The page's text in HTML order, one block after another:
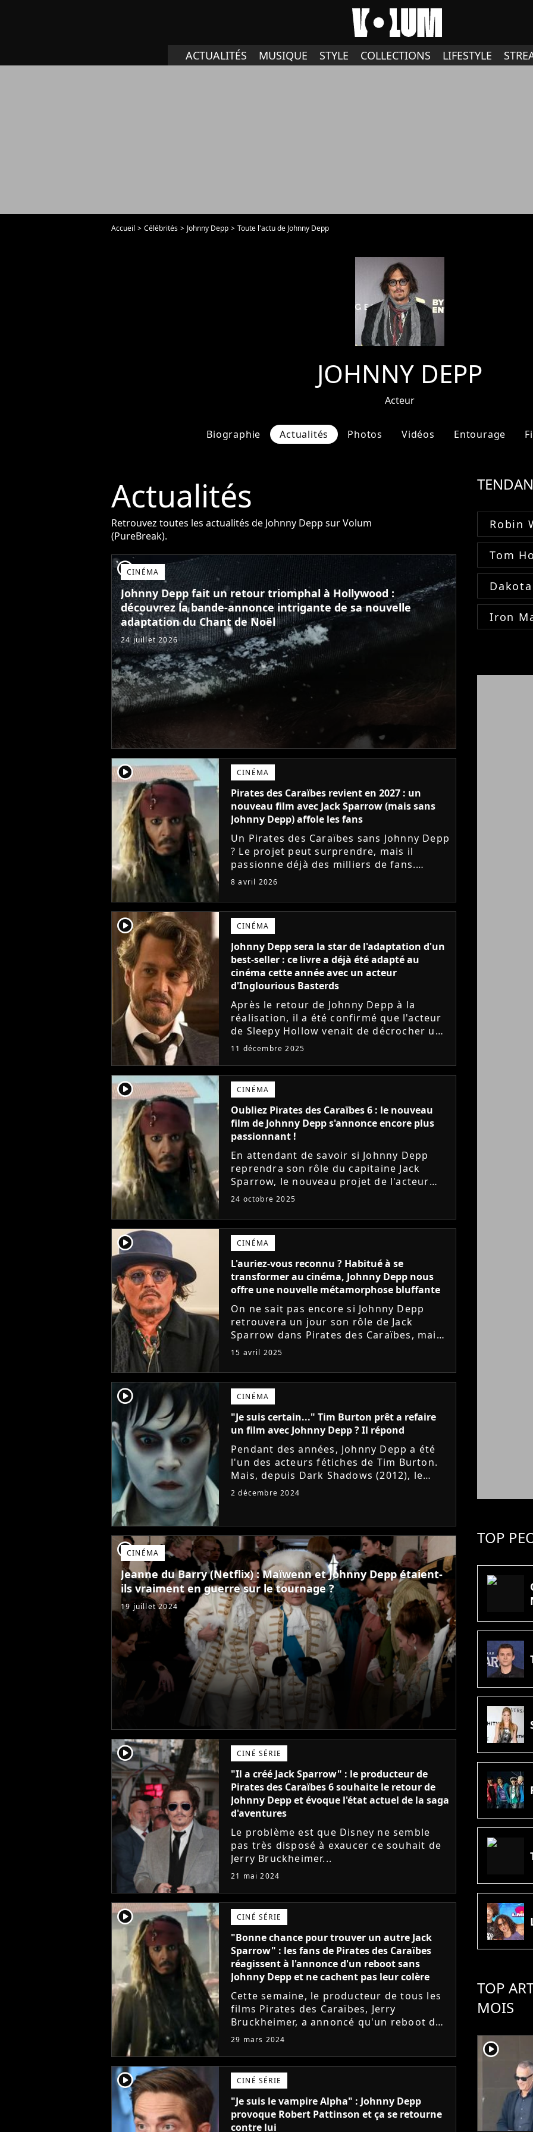
ACTUALITÉS MUSIQUE STYLE COLLECTIONS LIFESTYLE
Accueil Célébrités Johnny Depp Toute l'actu de Johnny Depp
JOHNNY DEPP
Acteur
Biographie Actualités Photos Vidéos Entourage
Actualités
Retrouvez toutes les actualités de Johnny Depp sur Volum
(PureBreak).
player2CINÉMA
Johnny Depp fait un retour triomphal à Hollywood :
découvrez la bande-annonce intrigante de sa nouvelle
adaptation du Chant de Noël
24 juillet 2026
player2 CINÉMA
Pirates des Caraïbes revient en 2027 : un
nouveau film avec Jack Sparrow (mais sans
Johnny Depp) affole les fans
Un Pirates des Caraïbes sans Johnny Depp
? Le projet peut surprendre, mais il
passionne déjà des milliers de fans.
Bande-annonce impressionnante,
8 avril 2026
player2 CINÉMA
Johnny Depp sera la star de l'adaptation d'un
best-seller : ce livre a déjà été adapté au
cinéma cette année avec un acteur
d'Inglourious Basterds
Après le retour de Johnny Depp à la
réalisation, il a été confirmé que l'acteur
de Sleepy Hollow venait de décrocher un
nouveau rôle principal. Il sera la star de
11 décembre 2025
player2 CINÉMA
Oubliez Pirates des Caraïbes 6 : le nouveau
film de Johnny Depp s'annonce encore plus
passionnant !
En attendant de savoir si Johnny Depp
reprendra son rôle du capitaine Jack
Sparrow, le nouveau projet de l'acteur
adoré s'apprête toutefois à nous offrir un
24 octobre 2025
player2 CINÉMA
L'auriez-vous reconnu ? Habitué à se
transformer au cinéma, Johnny Depp nous
offre une nouvelle métamorphose bluffante
On ne sait pas encore si Johnny Depp
retrouvera un jour son rôle de Jack
Sparrow dans Pirates des Caraïbes, mais
l'acteur est de retour à Hollywood. Il vient
15 avril 2025
player2 CINÉMA
"Je suis certain..." Tim Burton prêt a refaire
un film avec Johnny Depp ? Il répond
Pendant des années, Johnny Depp a été
l'un des acteurs fétiches de Tim Burton.
Mais, depuis Dark Shadows (2012), le
réalisateur n'a pas refait tourner l'acteur.
2 décembre 2024
player2CINÉMA
Jeanne du Barry (Netflix) : Maïwenn et Johnny Depp étaient-
ils vraiment en guerre sur le tournage ?
19 juillet 2024
player2 CINÉ SÉRIE
"Il a créé Jack Sparrow" : le producteur de
Pirates des Caraïbes 6 souhaite le retour de
Johnny Depp et évoque l'état actuel de la saga
d'aventures
Le problème est que Disney ne semble
pas très disposé à exaucer ce souhait de
Jerry Bruckheimer...
21 mai 2024
player2 CINÉ SÉRIE
"Bonne chance pour trouver un autre Jack
Sparrow" : les fans de Pirates des Caraïbes
réagissent à l'annonce d'un reboot sans
Johnny Depp et ne cachent pas leur colère
Cette semaine, le producteur de tous les
films Pirates des Caraïbes, Jerry
Bruckheimer, a annoncé qu'un reboot de
la saga de film culte pourrait voir le jour.
29 mars 2024
player2 CINÉ SÉRIE
"Je suis le vampire Alpha" : Johnny Depp
provoque Robert Pattinson et ça se retourne
contre lui
Robin
Tom
Iron
TOP
TOP
MOIS
player2